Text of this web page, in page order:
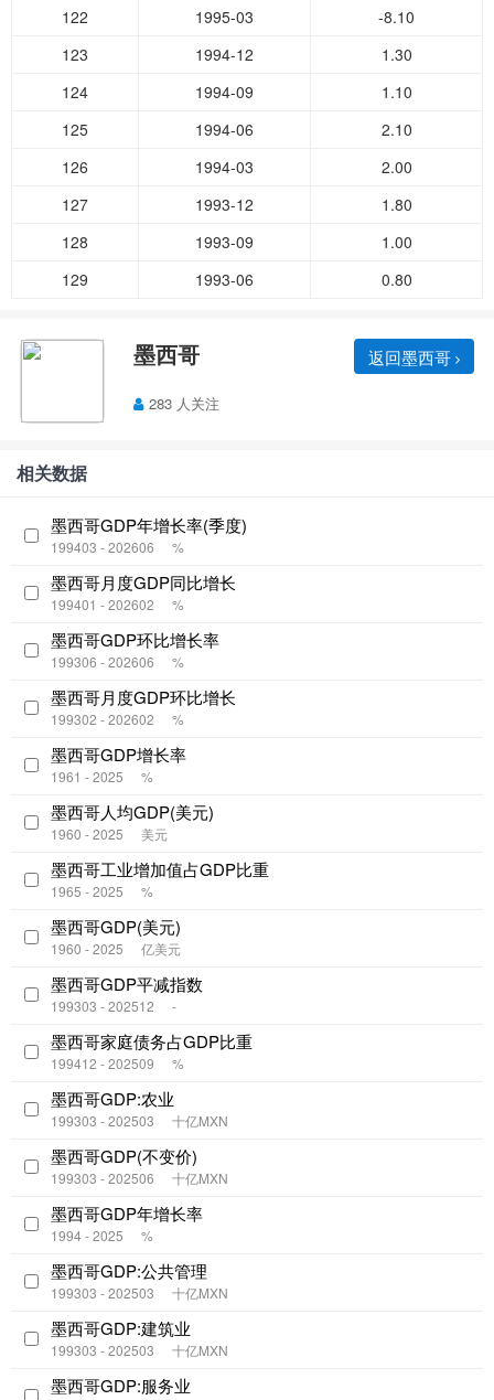
122
1995-03
-8.10
123
1994-12
1.30
124
1994-09
1.10
125
1994-06
2.10
126
1994-03
2.00
127
1993-12
1.80
128
1993-09
1.00
129
1993-06 0.80
墨西哥 返回墨西哥
283 人关注
相关数据
墨西哥GDP年增长率(季度)
199403 - 202606 %
墨西哥月度GDP同比增长
199401 - 202602 %
墨西哥GDP环比增长率
199306 - 202606 %
墨西哥月度GDP环比增长
199302 - 202602 %
墨西哥GDP增长率
1961 - 2025 %
墨西哥人均GDP(美元)
1960 - 2025 美元
墨西哥工业增加值占GDP比重
1965 - 2025 %
墨西哥GDP(美元)
1960 - 2025 亿美元
墨西哥GDP平减指数
199303 - 202512 -
墨西哥家庭债务占GDP比重
199412 - 202509 %
墨西哥GDP:农业
199303 - 202503 十亿MXN
墨西哥GDP(不变价)
199303 - 202506 十亿MXN
墨西哥GDP年增长率
1994 - 2025 %
墨西哥GDP:公共管理
199303 - 202503 十亿MXN
墨西哥GDP:建筑业
199303 - 202503 十亿MXN
墨西哥GDP:服务业